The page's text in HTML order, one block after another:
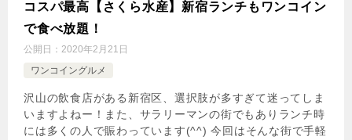
コスパ最高【さくら水産】新宿ランチもワンコイン
で食べ放題！
公開日： 2020年2月21日
ワンコイングルメ
沢山の飲食店がある新宿区、選択肢が多すぎて迷ってしま
いますよねー！また、サラリーマンの街でもありランチ時
には多くの人で賑わっています(^^) 今回はそんな街で手軽